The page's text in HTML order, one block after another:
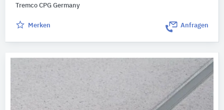
Tremco CPG Germany
Merken Anfragen